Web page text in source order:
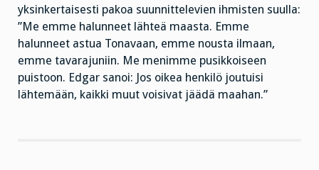
yksinkertaisesti pakoa suunnittelevien ihmisten suulla:
”Me emme halunneet lähteä maasta. Emme
halunneet astua Tonavaan, emme nousta ilmaan,
emme tavarajuniin. Me menimme pusikkoiseen
puistoon. Edgar sanoi: Jos oikea henkilö joutuisi
lähtemään, kaikki muut voisivat jäädä maahan.”